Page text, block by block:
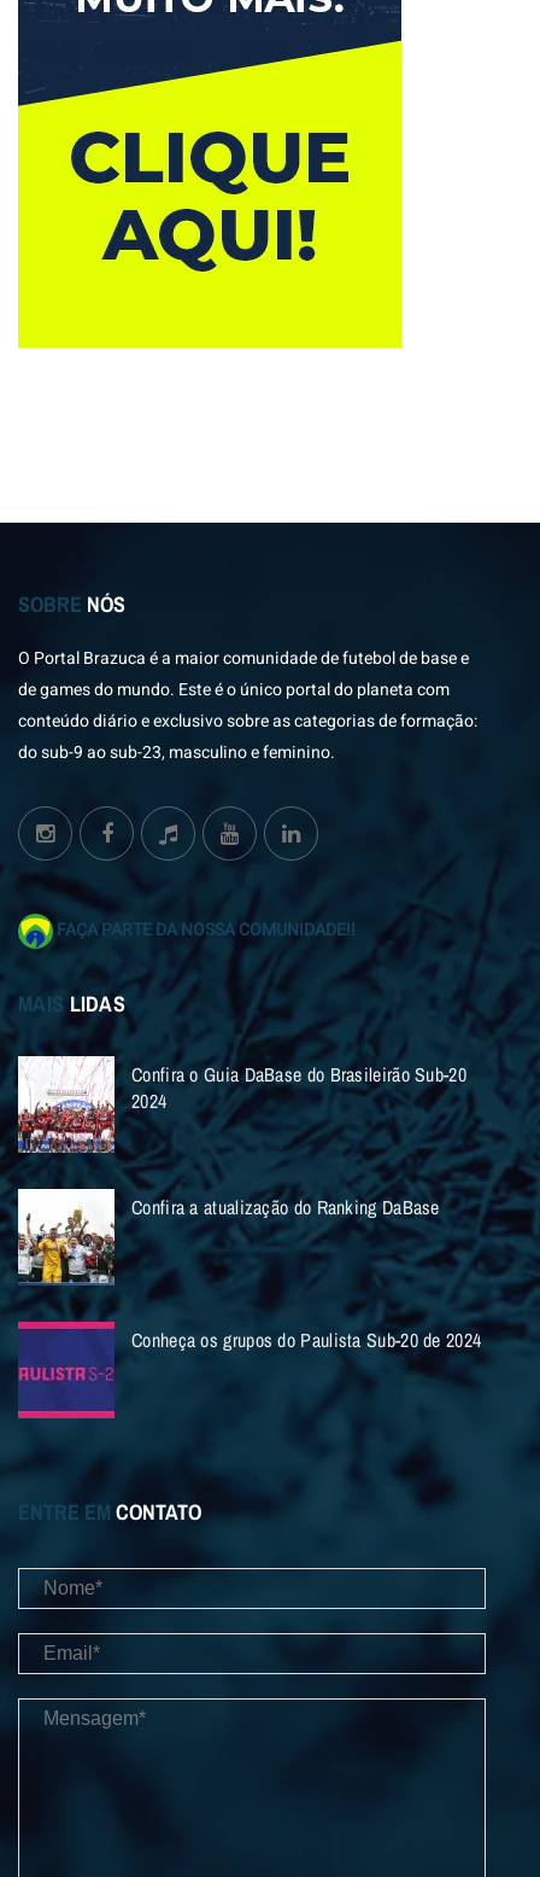
SOBRE NÓS
O Portal Brazuca é a maior comunidade de futebol de base e
de games do mundo. Este é o único portal do planeta com
conteúdo diário e exclusivo sobre as categorias de formação:
do sub-9 ao sub-23, masculino e feminino.
FAÇA PARTE DA NOSSA COMUNIDADE!!
MAIS LIDAS
Confira o Guia DaBase do Brasileirão Sub-20
2024
Confira a atualização do Ranking DaBase
Conheça os grupos do Paulista Sub-20 de 2024
ENTRE EM CONTATO